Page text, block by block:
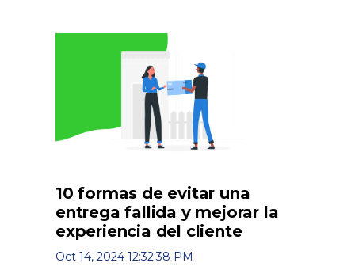
10 formas de evitar una
entrega fallida y mejorar la
experiencia del cliente
Oct 14, 2024 12:32:38 PM